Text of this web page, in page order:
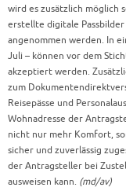
wird es zusätzlich möglich
erstellte digitale
angenommen werden. In
Juli – können vor dem
akzeptiert werden.
zum
Reisepässe und
Wohnadresse der
nicht nur mehr Komfort,
sicher und zuverlässig
der Antragsteller bei
ausweisen kann. (md/av)